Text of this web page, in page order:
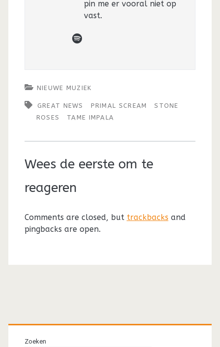
pin me er vooral niet op
vast.
spotify
NIEUWE MUZIEK
GREAT NEWS PRIMAL SCREAM
STONE
ROSES
TAME IMPALA
Wees de eerste om te
reageren
Comments are closed, but trackbacks and
pingbacks are open.
Primaire
Zoeken